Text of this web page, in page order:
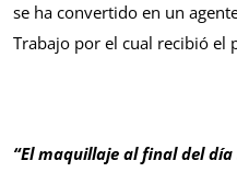
se ha convertido en un
Trabajo por el cual recibió el
“El maquillaje al final del